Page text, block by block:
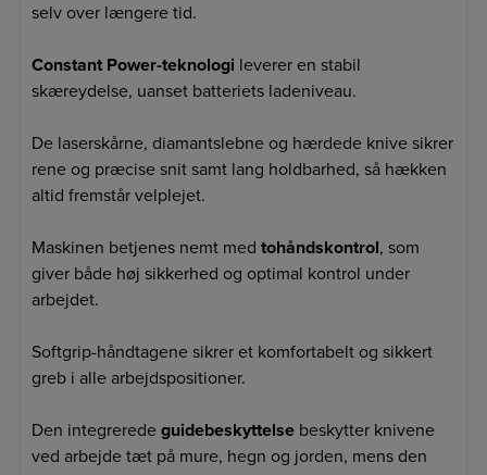
selv over længere tid.
Constant Power-teknologi leverer en stabil
skæreydelse, uanset batteriets ladeniveau.
De laserskårne, diamantslebne og hærdede knive sikrer
rene og præcise snit samt lang holdbarhed, så hækken
altid fremstår velplejet.
Maskinen betjenes nemt med tohåndskontrol, som
giver både høj sikkerhed og optimal kontrol under
arbejdet.
Softgrip-håndtagene sikrer et komfortabelt og sikkert
greb i alle arbejdspositioner.
Den integrerede guidebeskyttelsebeskytter knivene
ved arbejde tæt på mure, hegn og jorden, mens den